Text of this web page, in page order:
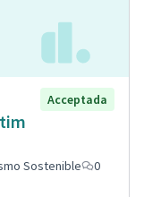
Acceptada
Sostenible
0